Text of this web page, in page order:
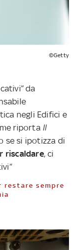
©Getty
da
negli Edifici e
riportaIl
se si ipotizza di
riscaldare, ci